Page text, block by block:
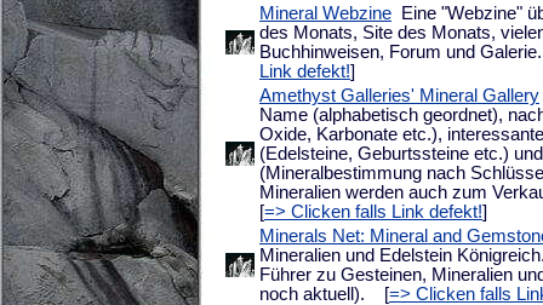
Mineral Webzine Eine "Webzine"
des Monats, Site des Monats,
Buchhinweisen, Forum und
Link defekt!]
Amethyst Galleries' Mineral Gallery
Name (alphabetisch geordnet),
Oxide, Karbonate etc.),
(Edelsteine, Geburtssteine etc.)
(Mineralbestimmung nach
Mineralien werden auch zum
[=> Clicken falls Link defekt!]
Minerals Net: Mineral and
Mineralien und Edelstein
Führer zu Gesteinen, Mineralien
noch aktuell).
[=> Clicken falls